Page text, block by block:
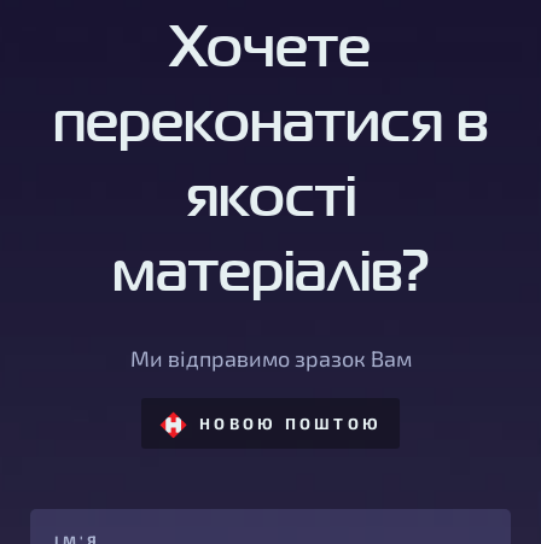
Хочете
переконатися в
якості
матеріалів?
Ми відправимо зразок Вам
НОВОЮ ПОШТОЮ